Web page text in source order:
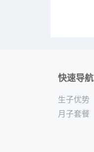
快速导航
生子优势
月子套餐